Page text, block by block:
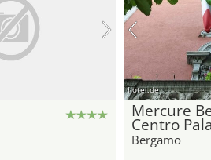
hotel.de
Mercure
Centro
Bergamo